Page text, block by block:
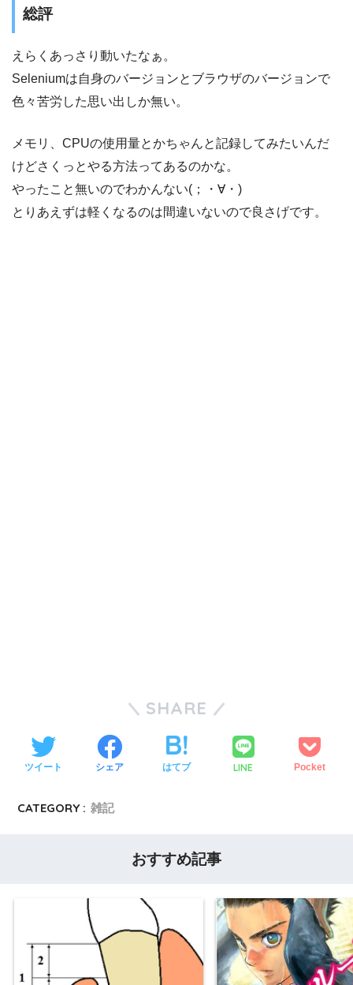
総評
えらくあっさり動いたなぁ。
Seleniumは自身のバージョンとブラウザのバージョンで
色々苦労した思い出しか無い。
メモリ、CPUの使用量とかちゃんと記録してみたいんだ
けどさくっとやる方法ってあるのかな。
やったこと無いのでわかんない(；・∀・)
とりあえずは軽くなるのは間違いないので良さげです。
SHARE
ツイート シェア はてブ LINE Pocket
CATEGORY : 雑記
おすすめ記事